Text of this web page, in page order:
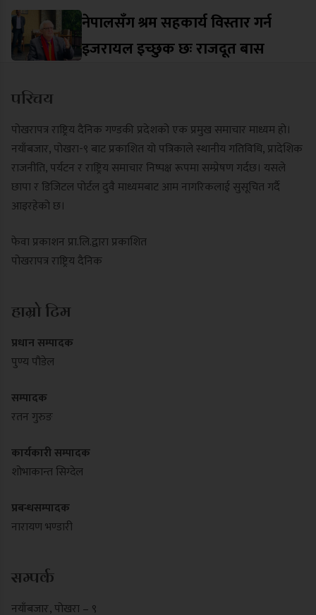
नेपालसँग श्रम सहकार्य विस्तार गर्न
इजरायल इच्छुक छः राजदूत बास
परिचय
पोखरापत्र राष्ट्रिय दैनिक गण्डकी प्रदेशको एक प्रमुख समाचार माध्यम हो।
नयाँबजार, पोखरा-९ बाट प्रकाशित यो पत्रिकाले स्थानीय गतिविधि, प्रादेशिक
राजनीति, पर्यटन र राष्ट्रिय समाचार निष्पक्ष रूपमा सम्प्रेषण गर्दछ। यसले
छापा र डिजिटल पोर्टल दुवै माध्यमबाट आम नागरिकलाई सुसूचित गर्दै
आइरहेको छ।
फेवा प्रकाशन प्रा.लि.द्वारा प्रकाशित
पोखरापत्र राष्ट्रिय दैनिक
हाम्रो टिम
प्रधान सम्पादक
पुण्य पौडेल
सम्पादक
रतन गुरुङ
कार्यकारी सम्पादक
शोभाकान्त सिग्देल
प्रबन्धसम्पादक
नारायण भण्डारी
सम्पर्क
नयाँबजार , पोखरा – ९